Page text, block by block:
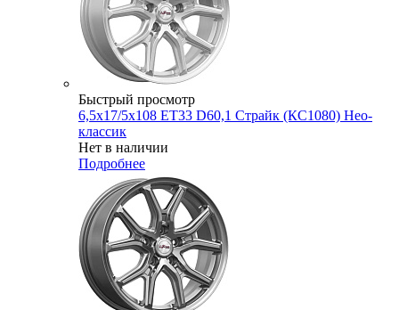
Быстрый просмотр
6,5x17/5x108 ET33 D60,1 Страйк (КС1080) Нео-
классик
Нет в наличии
Подробнее